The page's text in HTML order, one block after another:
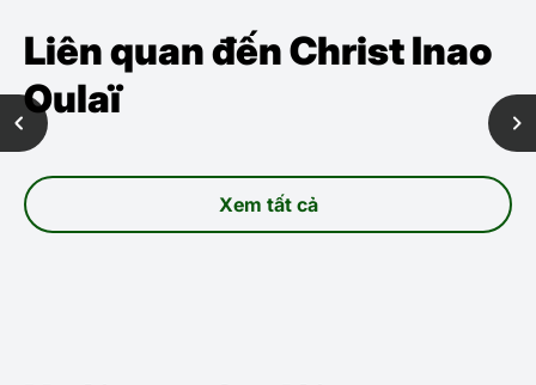
Liên quan đến Christ Inao
Oulaï
Xem tất cả